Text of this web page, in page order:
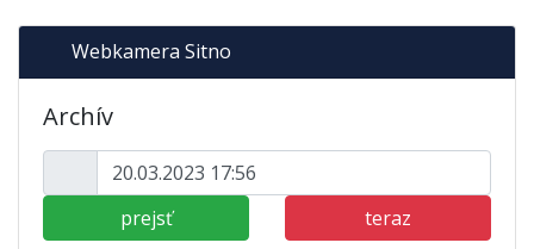
Webkamera Sitno
Archív
prejsť teraz